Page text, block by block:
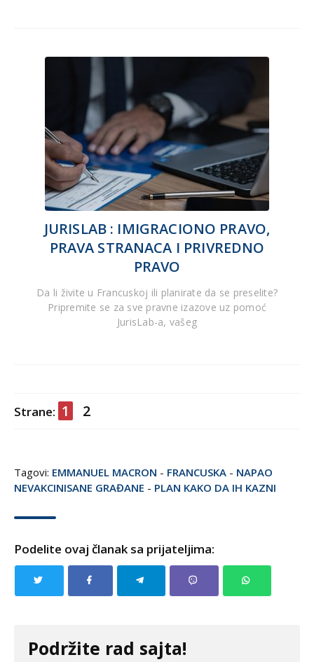
JURISLAB : IMIGRACIONO PRAVO,
PRAVA STRANACA I PRIVREDNO
PRAVO
Da li živite u Francuskoj ili planirate da se preselite?
Pripremite se za sve pravne izazove uz pomoć
JurisLab-a, vašeg
Strane: 1 2
Tagovi: EMMANUEL MACRON - FRANCUSKA - NAPAO
NEVAKCINISANE GRAĐANE - PLAN KAKO DA IH KAZNI
Podelite ovaj članak sa prijateljima:
Podržite rad sajta!